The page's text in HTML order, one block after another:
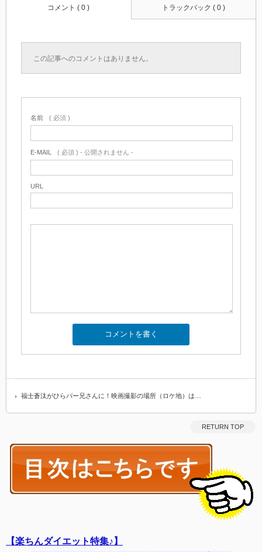
コメント ( 0 ) トラックバック ( 0 )
この記事へのコメントはありません。
名前 ( 必須 )
E-MAIL ( 必須 ) - 公開されません -
URL
福士蒼汰がひらパー兄さんに！映画撮影の場所（ロケ地）は…
RETURN TOP
【楽ちんダイエット特集♪】